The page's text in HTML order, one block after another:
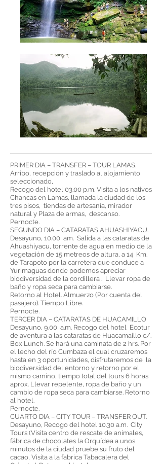
PRIMER DIA – TRANSFER – TOUR LAMAS.
Arribo, recepción y traslado al alojamiento
seleccionado,
Recogo del hotel 03.00 p.m. Visita a los nativos
Chancas en Lamas, llamada la ciudad de los
tres pisos, tiendas de artesanía, mirador
natural y Plaza de armas, descanso.
Pernocte.
SEGUNDO DIA – CATARATAS AHUASHIYACU.
Desayuno, 10.00 am. Salida a las cataratas de
Ahuashiyacu, torrente de agua en medio de la
vegetación de 15 metreos de altura, a 14 Km.
de Tarapoto por la carretera que conduce a
Yurimaguas donde podemos apreciar
biodiversidad de la cordillera . Llevar ropa de
baño y ropa seca para cambiarse.
Retorno al Hotel. Almuerzo (Por cuenta del
pasajero). Tiempo Libre.
Pernocte.
TERCER DIA – CATARATAS DE HUACAMILLO
Desayuno, 9.00 a.m. Recogo del hotel Ecotur
de aventura a las cataratas de Huacamaillo c/.
Box Lunch. Se hará una caminata de 2 hrs. Por
el lecho del río Cumbaza el cual cruzaremos
hasta en 3 oportunidades, disfrutaremos de la
biodiversidad del entorno y retorno por el
mismo camino, tiempo total del tours 6 horas
aprox. Llevar repelente, ropa de baño y un
cambio de ropa seca para cambiarse. Retorno
al hotel.
Pernocte.
CUARTO DIA – CITY TOUR – TRANSFER OUT.
Desayuno, Recogo del hotel 10.30 a.m. City
Tours (Visita centro de rescate de animales,
fábrica de chocolates la Orquídea a unos
minutos de la ciudad pruebe su fruto del
cacao, Visita a la fabrica Tabacalera del